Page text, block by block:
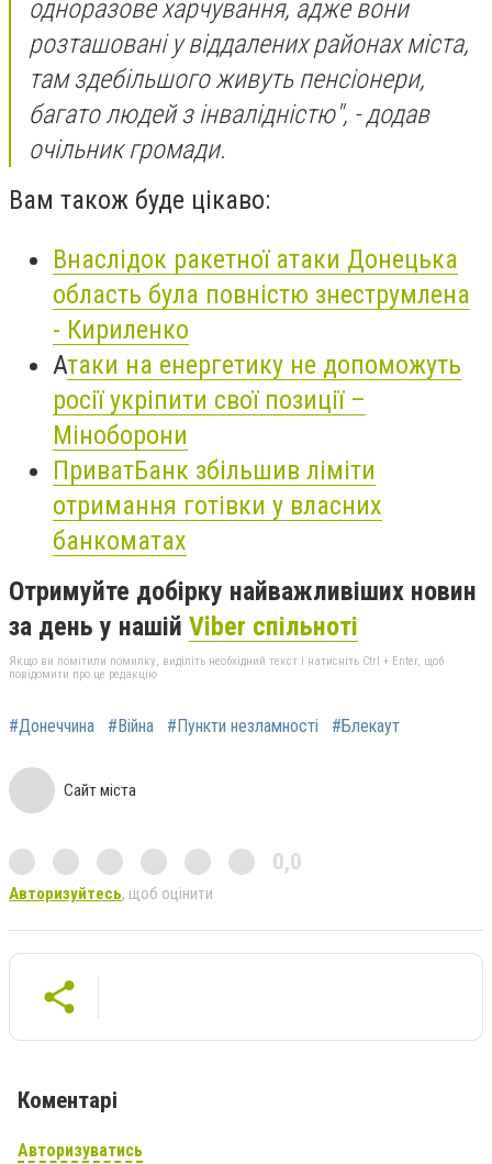
одноразове харчування, адже вони
розташовані у віддалених районах міста,
там здебільшого живуть пенсіонери,
багато людей з інвалідністю", - додав
очільник громади.
Вам також буде цікаво:
Внаслідок ракетної атаки Донецька
область була повністю знеструмлена
- Кириленко
Атаки на енергетику не допоможуть
росії укріпити свої позиції –
Міноборони
ПриватБанк збільшив ліміти
отримання готівки у власних
банкоматах
Отримуйте добірку найважливіших новин
за день у нашій Viber спільноті
Якщо ви помітили помилку, виділіть необхідний текст і натисніть Ctrl + Enter, щоб
повідомити про це редакцію
#Донеччина #Війна #Пункти незламності #Блекаут
Сайт міста
0,0
Авторизуйтесь, щоб оцінити
Коментарі
Авторизуватись